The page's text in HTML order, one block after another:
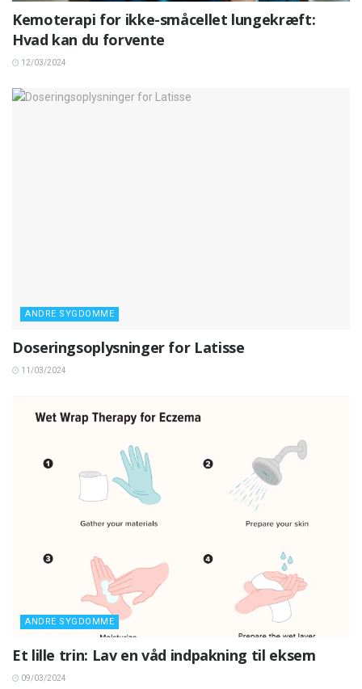
Kemoterapi for ikke-småcellet lungekræft:
Hvad kan du forvente
12/03/2024
ANDRE SYGDOMME
Doseringsoplysninger for Latisse
11/03/2024
ANDRE SYGDOMME
Et lille trin: Lav en våd indpakning til eksem
09/03/2024